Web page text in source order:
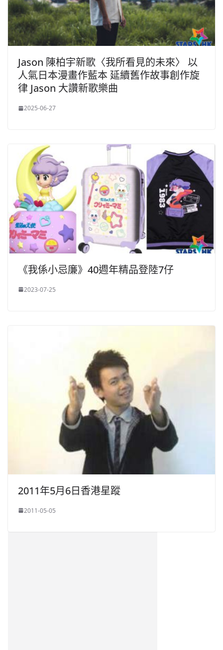
Jason 陳柏宇新歌〈我所看見的未來〉 以
人氣日本漫畫作藍本 延續舊作故事創作旋
律 Jason 大讚新歌樂曲
2025-06-27
《我係小忌廉》40週年精品登陸7仔
2023-07-25
2011年5月6日香港星蹤
2011-05-05